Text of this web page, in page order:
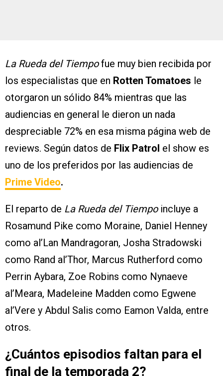
La Rueda del Tiempofue muy bien recibida por
los especialistas que en Rotten Tomatoes le
otorgaron un sólido 84% mientras que las
audiencias en general le dieron un nada
despreciable 72% en esa misma página web de
reviews. Según datos de Flix Patrol el show es
uno de los preferidos por las audiencias de
Prime Video.
El reparto de La Rueda del Tiempoincluye a
Rosamund Pike como Moraine, Daniel Henney
como al’Lan Mandragoran, Josha Stradowski
como Rand al’Thor, Marcus Rutherford como
Perrin Aybara, Zoe Robins como Nynaeve
al’Meara, Madeleine Madden como Egwene
al’Vere y Abdul Salis como Eamon Valda, entre
otros.
¿Cuántos episodios faltan para el
final de la temporada 2?